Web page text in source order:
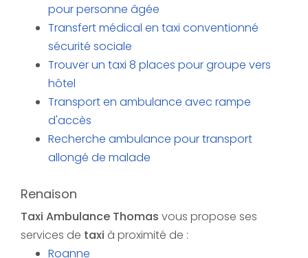
pour personne âgée
Transfert médical en taxi conventionné
sécurité sociale
Trouver un taxi 8 places pour groupe vers
hôtel
Transport en ambulance avec rampe
d'accès
Recherche ambulance pour transport
allongé de malade
Renaison
Taxi Ambulance Thomas vous propose ses
services de taxi à proximité de :
Roanne